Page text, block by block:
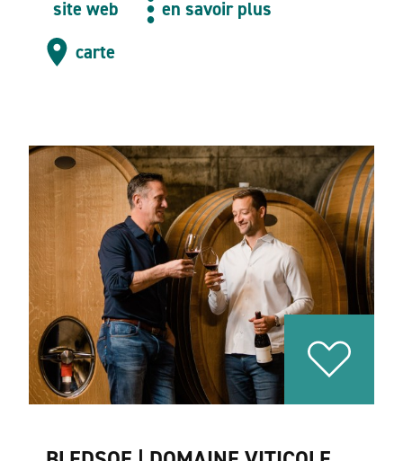
site web
en savoir plus
carte